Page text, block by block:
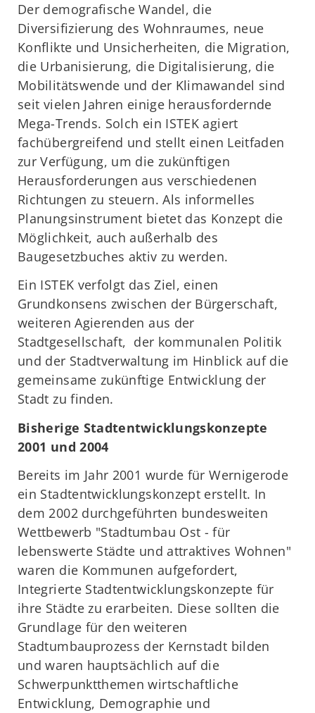
Der demografische Wandel, die
Diversifizierung des Wohnraumes, neue
Konflikte und Unsicherheiten, die Migration,
die Urbanisierung, die Digitalisierung, die
Mobilitätswende und der Klimawandel sind
seit vielen Jahren einige herausfordernde
Mega-Trends. Solch ein ISTEK agiert
fachübergreifend und stellt einen Leitfaden
zur Verfügung, um die zukünftigen
Herausforderungen aus verschiedenen
Richtungen zu steuern. Als informelles
Planungsinstrument bietet das Konzept die
Möglichkeit, auch außerhalb des
Baugesetzbuches aktiv zu werden.
Ein ISTEK verfolgt das Ziel, einen
Grundkonsens zwischen der Bürgerschaft,
weiteren Agierenden aus der
Stadtgesellschaft, der kommunalen Politik
und der Stadtverwaltung im Hinblick auf die
gemeinsame zukünftige Entwicklung der
Stadt zu finden.
Bisherige Stadtentwicklungskonzepte
2001 und 2004
Bereits im Jahr 2001 wurde für Wernigerode
ein Stadtentwicklungskonzept erstellt. In
dem 2002 durchgeführten bundesweiten
Wettbewerb "Stadtumbau Ost - für
lebenswerte Städte und attraktives Wohnen"
waren die Kommunen aufgefordert,
Integrierte Stadtentwicklungskonzepte für
ihre Städte zu erarbeiten. Diese sollten die
Grundlage für den weiteren
Stadtumbauprozess der Kernstadt bilden
und waren hauptsächlich auf die
Schwerpunktthemen wirtschaftliche
Entwicklung, Demographie und